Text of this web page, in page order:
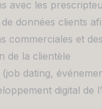
avec les
données clients
commerciales et
de la clientèle
dating,
digital de